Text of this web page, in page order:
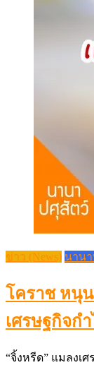
ข่าว (News) นานา
โคราช หนุน
เศรษฐกิจก
“จิ้งหรีด” แมลงเ